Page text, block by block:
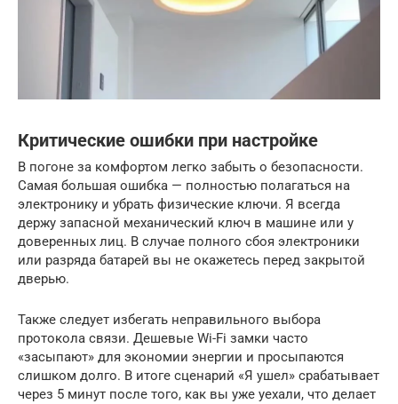
Критические ошибки при настройке
В погоне за комфортом легко забыть о безопасности.
Самая большая ошибка — полностью полагаться на
электронику и убрать физические ключи. Я всегда
держу запасной механический ключ в машине или у
доверенных лиц. В случае полного сбоя электроники
или разряда батарей вы не окажетесь перед закрытой
дверью.
Также следует избегать неправильного выбора
протокола связи. Дешевые Wi-Fi замки часто
«засыпают» для экономии энергии и просыпаются
слишком долго. В итоге сценарий «Я ушел» срабатывает
через 5 минут после того, как вы уже уехали, что делает